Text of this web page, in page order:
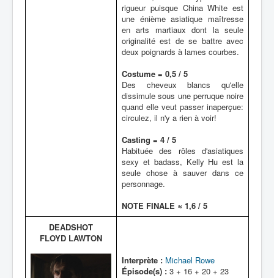
rigueur puisque China White est
une énième asiatique maîtresse
en arts martiaux dont la seule
originalité est de se battre avec
deux poignards à lames courbes.
Costume = 0,5 / 5
Des cheveux blancs qu'elle
dissimule sous une perruque noire
quand elle veut passer inaperçue:
circulez, il n'y a rien à voir!
Casting = 4 / 5
Habituée des rôles d'asiatiques
sexy et badass, Kelly Hu est la
seule chose à sauver dans ce
personnage.
NOTE FINALE ≈ 1,6 / 5
DEADSHOT
FLOYD LAWTON
Interprète : Michael Rowe
Épisode(s) : 3 + 16 + 20 + 23